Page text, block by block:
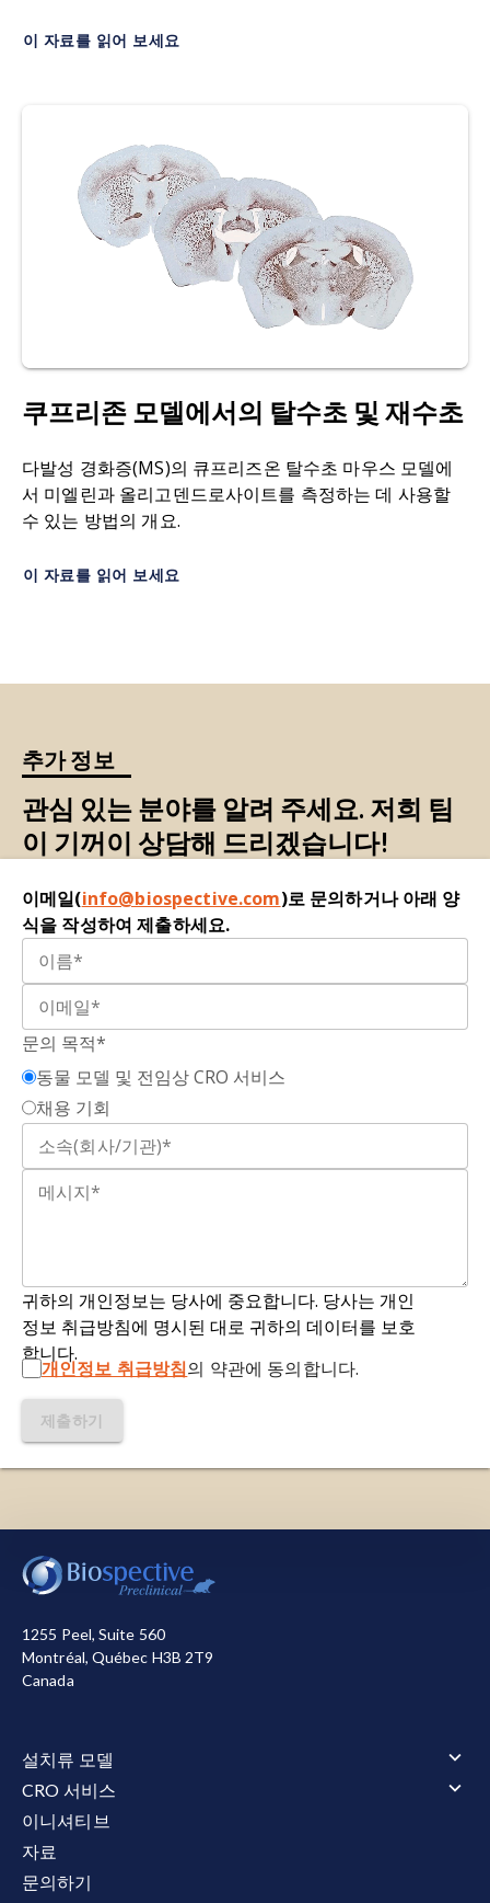
이 자료를 읽어 보세요
쿠프리존 모델에서의 탈수초 및 재수초
다발성 경화증(MS)의 큐프리즈온 탈수초 마우스 모델에
서 미엘린과 올리고덴드로사이트를 측정하는 데 사용할
수 있는 방법의 개요.
이 자료를 읽어 보세요
추가 정보
관심 있는 분야를 알려 주세요. 저희 팀
이 기꺼이 상담해 드리겠습니다!
이메일(info@biospective.com)로 문의하거나 아래 양
식을 작성하여 제출하세요.
문의 목적*
동물 모델 및 전임상 CRO 서비스
채용 기회
귀하의 개인정보는 당사에 중요합니다. 당사는 개인
정보 취급방침에 명시된 대로 귀하의 데이터를 보호
합니다.
개인정보 취급방침의 약관에 동의합니다.
제출하기
니다. 또한, 사이트 사용 방식을 측정하거나 마케팅 목적
으로 개선을 돕기 위해 다른 쿠키를 사용합니다. 사용자
사용하는 쿠키에 대한 자세한 정보는
참조하십시오.
1255 Peel, Suite 560
Montréal, Québec H3B 2T9
Canada
설치류 모델
설치류 모델 개요
근위축성 측삭 경화증(ALS) 개요
TDP-43 형질전환 모델
알츠하이머병 및 타우병증
알츠하이머병 및 타우병증 개요
아밀로이드-베타 및 타우 공동 병리 모델
아밀로이드-베타 형질전환 모델
타우병증 모델
타우병증 모델 개요
다발성 경화증(MS)
CRO 서비스
CRO 서비스 개요
동물 서비스 개요
투약
행동 테스트
행동 테스트 개요
전기 생리학
이니셔티브
자료
문의하기